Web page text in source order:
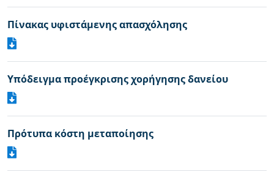
Πίνακας υφιστάμενης απασχόλησης
Υπόδειγμα προέγκρισης χορήγησης δανείου
Πρότυπα κόστη μεταποίησης